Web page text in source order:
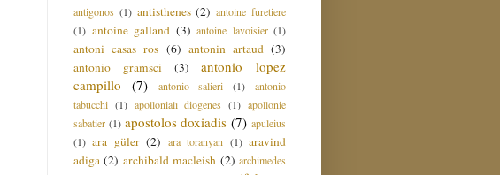
antigonos (1) antisthenes (2) antoine furetiere
(1) antoine galland (3) antoine lavoisier (1)
antoni casas ros (6) antonin artaud (3)
antonio gramsci
(3)
antonio lopez
campillo
(7) antonio salieri (1)
antonio
tabucchi (1) apollonialı diogenes (1) apollonie
sabatier (1) apostolos doxiadis (7) apuleius
(1) ara güler (2) ara toranyan (1) aravind
adiga (2) archibald macleish (2) archimedes